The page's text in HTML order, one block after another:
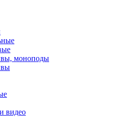
моноподы
видео